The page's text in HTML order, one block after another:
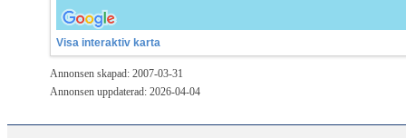
Visa interaktiv karta
Annonsen skapad: 2007-03-31
Annonsen uppdaterad: 2026-04-04